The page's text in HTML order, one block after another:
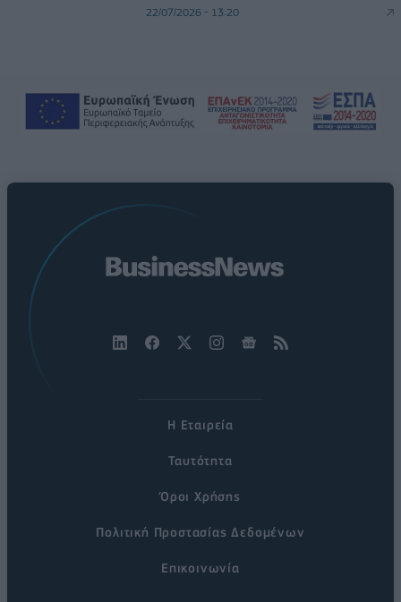
22/07/2026 - 13:20
Η Εταιρεία
Ταυτότητα
Όροι Χρήσης
Πολιτική Προστασίας Δεδομένων
Επικοινωνία